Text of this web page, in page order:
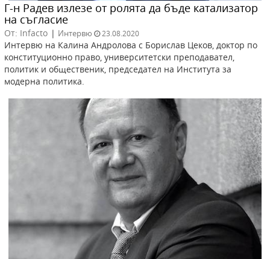
Г-н Радев излезе от ролята да бъде катализатор
на съгласие
От: Infacto | Интервю 23.08.2020
Интервю на Калина Андролова с Борислав Цеков, доктор по
конституционно право, университетски преподавател,
политик и общественик, председател на Института за
модерна политика.